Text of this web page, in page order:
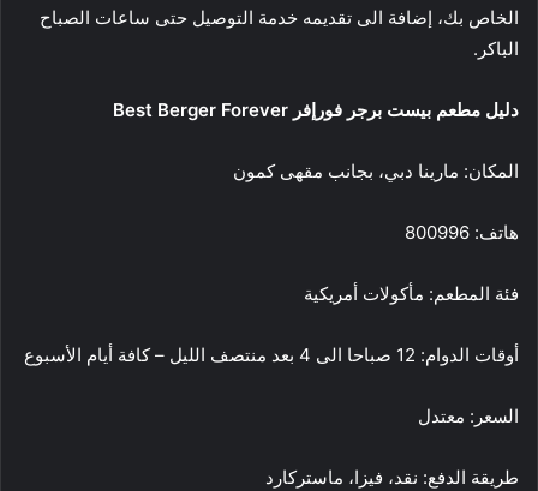
الخاص بك، إضافة الى تقديمه خدمة التوصيل حتى ساعات الصباح
الباكر.
دليل مطعم بيست برجر فورإفر Best Berger Forever
المكان: مارينا دبي، بجانب مقهى كمون
هاتف: 800996
فئة المطعم: مأكولات أمريكية
أوقات الدوام: 12 صباحا الى 4 بعد منتصف الليل – كافة أيام الأسبوع
السعر: معتدل
طريقة الدفع: نقد، فيزا، ماستركارد